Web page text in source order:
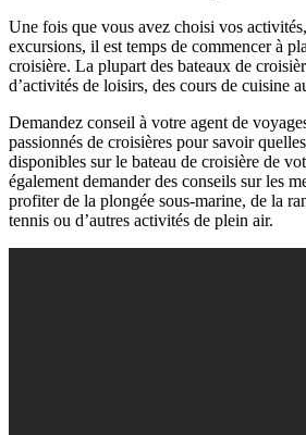
Une fois que vous avez choisi vos
excursions, il est temps de commencer à
croisière. La plupart des bateaux de
d’activités de loisirs, des cours de cuisine
Demandez conseil à votre agent de
passionnés de croisières pour savoir
disponibles sur le bateau de croisière de
également demander des conseils sur les
profiter de la plongée sous-marine, de la
tennis ou d’autres activités de plein air.